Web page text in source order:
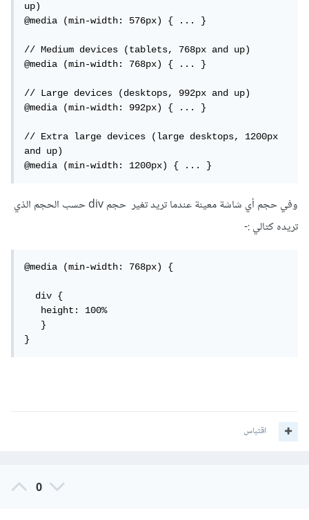
up)
@media (min-width: 576px) { ... }
// Medium devices (tablets, 768px and up)
@media (min-width: 768px) { ... }
// Large devices (desktops, 992px and up)
@media (min-width: 992px) { ... }
// Extra large devices (large desktops, 1200px
and up)
@media (min-width: 1200px) { ... }
وفي حجم أي شاشة معينة عندما تريد تغير حجم div حسب الحجم الذي
تريده كتالي :-
@media (min-width: 768px) {
  div {
   height: 100%
   }
}
اقتباس
0